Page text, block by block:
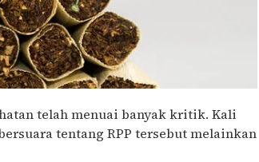
telah menuai banyak kritik. Kali
tentang RPP tersebut melainkan